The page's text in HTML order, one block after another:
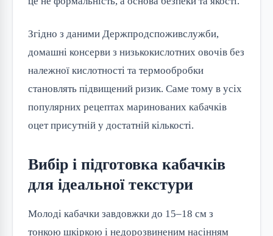
Згідно з даними Держпродспоживслужби,
домашні консерви з низькокислотних овочів без
належної кислотності та термообробки
становлять підвищений ризик. Саме тому в усіх
популярних рецептах маринованих кабачків
оцет присутній у достатній кількості.
Вибір і підготовка кабачків
для ідеальної текстури
Молоді кабачки завдовжки до 15–18 см з
тонкою шкіркою і недорозвиненим насінням